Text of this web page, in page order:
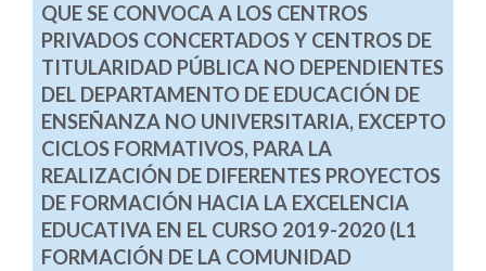
QUE SE CONVOCA A LOS CENTROS
PRIVADOS CONCERTADOS Y CENTROS DE
TITULARIDAD PÚBLICA NO DEPENDIENTES
DEL DEPARTAMENTO DE EDUCACIÓN DE
ENSEÑANZA NO UNIVERSITARIA, EXCEPTO
CICLOS FORMATIVOS, PARA LA
REALIZACIÓN DE DIFERENTES PROYECTOS
DE FORMACIÓN HACIA LA EXCELENCIA
EDUCATIVA EN EL CURSO 2019-2020 (L1
FORMACIÓN DE LA COMUNIDAD